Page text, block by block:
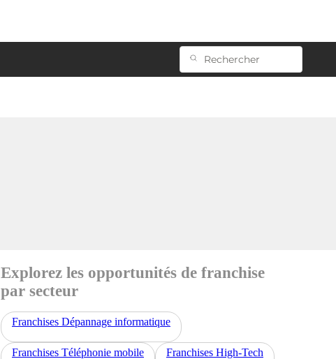
Explorez les opportunités de franchise
par secteur
Franchises Dépannage informatique
Franchises Téléphonie mobile Franchises High-Tech